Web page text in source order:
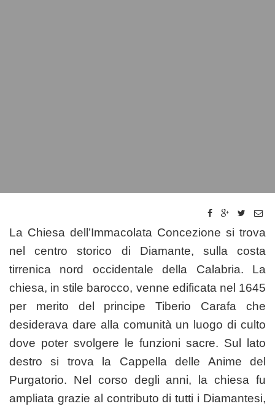
La Chiesa dell’Immacolata Concezione si trova
nel centro storico di Diamante, sulla costa
tirrenica nord occidentale della Calabria. La
chiesa, in stile barocco, venne edificata nel 1645
per merito del principe Tiberio Carafa che
desiderava dare alla comunità un luogo di culto
dove poter svolgere le funzioni sacre. Sul lato
destro si trova la Cappella delle Anime del
Purgatorio. Nel corso degli anni, la chiesa fu
ampliata grazie al contributo di tutti i Diamantesi,